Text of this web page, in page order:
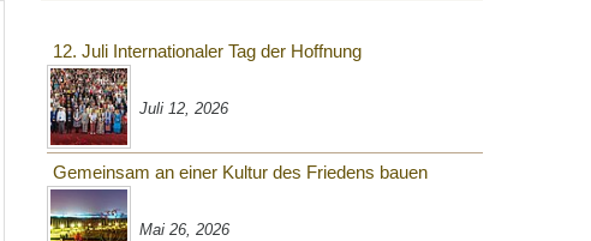
12. Juli Internationaler Tag der Hoffnung
Juli 12, 2026
Gemeinsam an einer Kultur des Friedens bauen
Mai 26, 2026